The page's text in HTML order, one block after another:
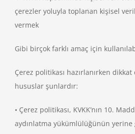
çerezler yoluyla toplanan kişisel
vermek
Gibi birçok farklı amaç için
Çerez politikası hazırlanırken
hususlar şunlardır:
• Çerez politikası, KVKK’nın 10.
aydınlatma yükümlülüğünün yerine